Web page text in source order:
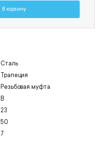
В корзину
Сталь
Трапеция
Резьбовая муфта
В
23
50
7